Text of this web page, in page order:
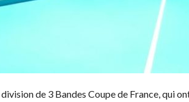
division de 3 Bandes Coupe de France, qui